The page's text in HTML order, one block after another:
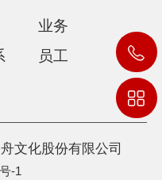
业务
员工
文化股份有限公司
-1